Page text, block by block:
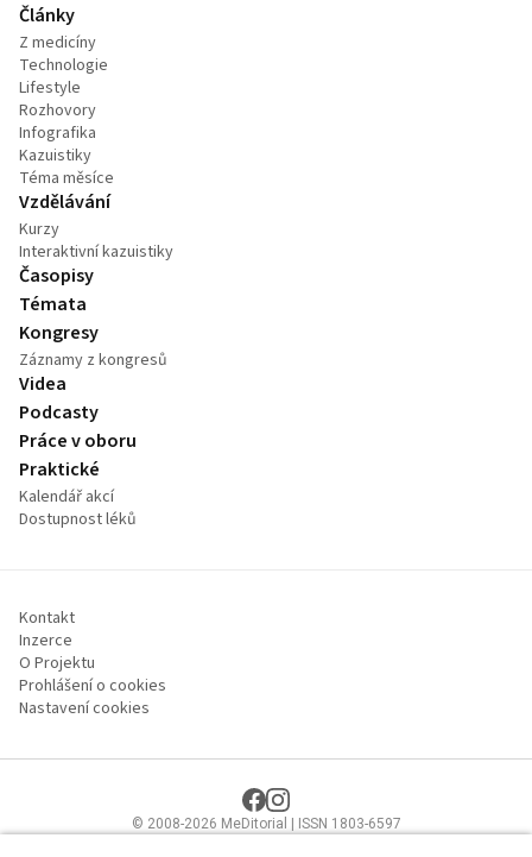
Články
Z medicíny
Technologie
Lifestyle
Rozhovory
Infografika
Kazuistiky
Téma měsíce
Vzdělávání
Kurzy
Interaktivní kazuistiky
Časopisy
Témata
Kongresy
Záznamy z kongresů
Videa
Podcasty
Práce v oboru
Praktické
Kalendář akcí
Dostupnost léků
Kontakt
Inzerce
O Projektu
Prohlášení o cookies
Nastavení cookies
© 2008-2026 MeDitorial | ISSN 1803-6597